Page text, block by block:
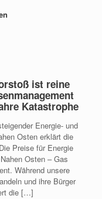
ist reine
Katastrophe
Energie- und
Osten erklärt die
Preise für Energie
Osten – Gas
Während unsere
und ihre Bürger
die […]